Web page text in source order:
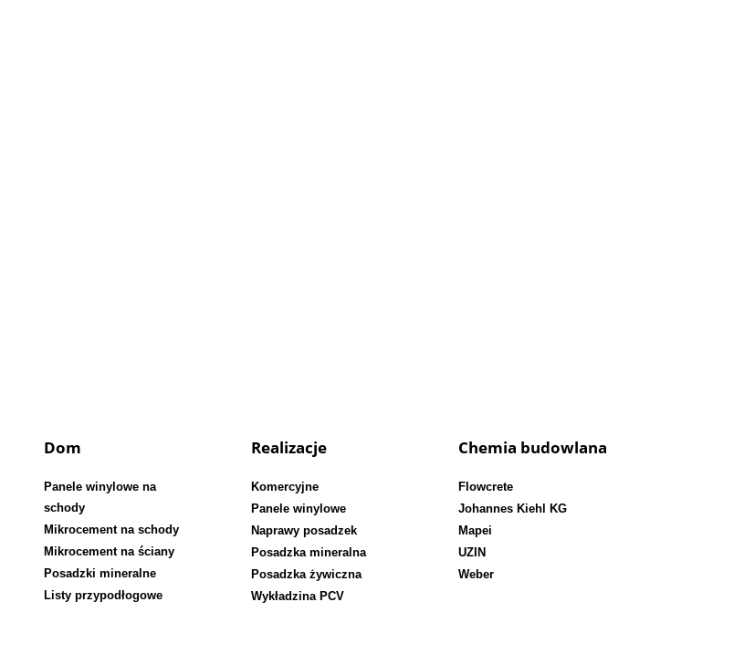
Dom
Panele winylowe na
schody
Mikrocement na schody
Mikrocement na ściany
Posadzki mineralne
Listy przypodłogowe
Realizacje
Komercyjne
Panele winylowe
Naprawy posadzek
Posadzka mineralna
Posadzka żywiczna
Wykładzina PCV
Chemia budowlana
Flowcrete
Johannes Kiehl KG
Mapei
UZIN
Weber